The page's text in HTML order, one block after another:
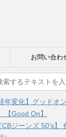
お問い合わ
経年変化】グッドオ
【Good On】
ジーンズ 50’s